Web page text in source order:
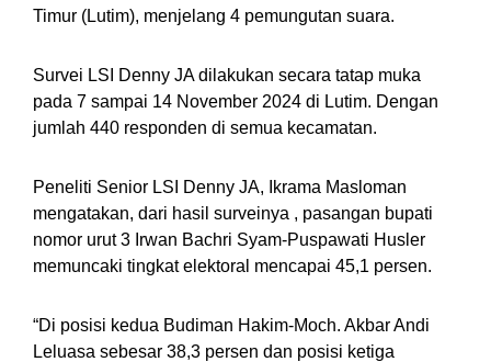
Timur (Lutim), menjelang 4 pemungutan suara.
Survei LSI Denny JA dilakukan secara tatap muka
pada 7 sampai 14 November 2024 di Lutim. Dengan
jumlah 440 responden di semua kecamatan.
Peneliti Senior LSI Denny JA, Ikrama Masloman
mengatakan, dari hasil surveinya , pasangan bupati
nomor urut 3 Irwan Bachri Syam-Puspawati Husler
memuncaki tingkat elektoral mencapai 45,1 persen.
“Di posisi kedua Budiman Hakim-Moch. Akbar Andi
Leluasa sebesar 38,3 persen dan posisi ketiga